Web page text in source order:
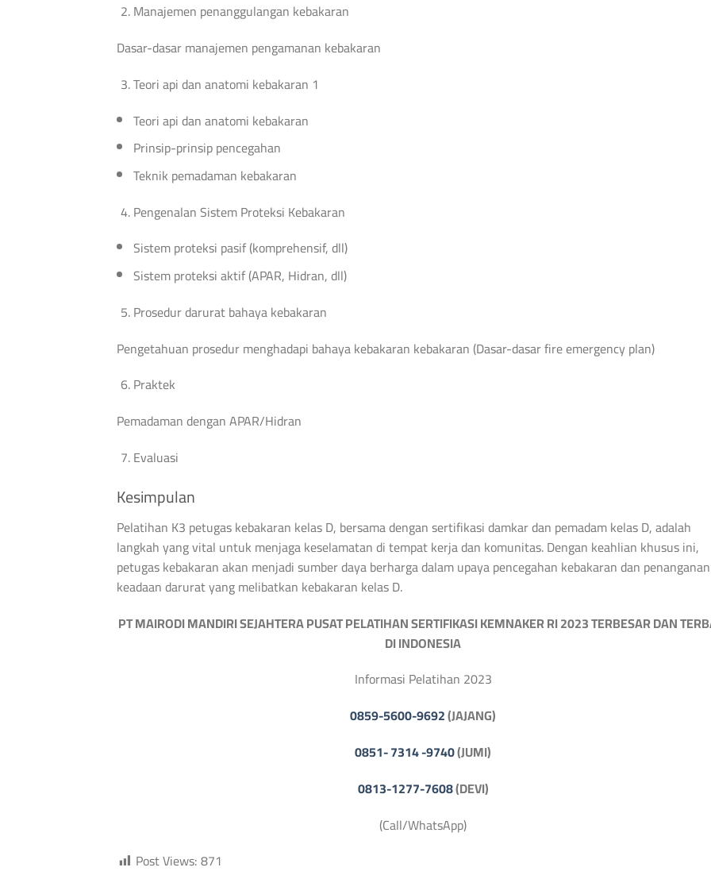
Manajemen penanggulangan kebakaran
Dasar-dasar manajemen pengamanan kebakaran
Teori api dan anatomi kebakaran 1
Teori api dan anatomi kebakaran
Prinsip-prinsip pencegahan
Teknik pemadaman kebakaran
Pengenalan Sistem Proteksi Kebakaran
Sistem proteksi pasif (komprehensif, dll)
Sistem proteksi aktif (APAR, Hidran, dll)
Prosedur darurat bahaya kebakaran
Pengetahuan prosedur menghadapi bahaya kebakaran kebakaran (Dasar-dasar fire emergency plan)
Praktek
Pemadaman dengan APAR/Hidran
Evaluasi
Kesimpulan
Pelatihan K3 petugas kebakaran kelas D, bersama dengan sertifikasi damkar dan pemadam kelas D, adalah
langkah yang vital untuk menjaga keselamatan di tempat kerja dan komunitas. Dengan keahlian khusus ini,
petugas kebakaran akan menjadi sumber daya berharga dalam upaya pencegahan kebakaran dan penanganan
keadaan darurat yang melibatkan kebakaran kelas D.
PT MAIRODI MANDIRI SEJAHTERA PUSAT PELATIHAN SERTIFIKASIKEMNAKER RI 2023TERBESAR DAN
DI INDONESIA
Informasi Pelatihan 2023
0859-5600-9692(JAJANG)
0851- 7314 -9740(JUMI)
0813-1277-7608(DEVI)
(Call/WhatsApp)
Post Views:871